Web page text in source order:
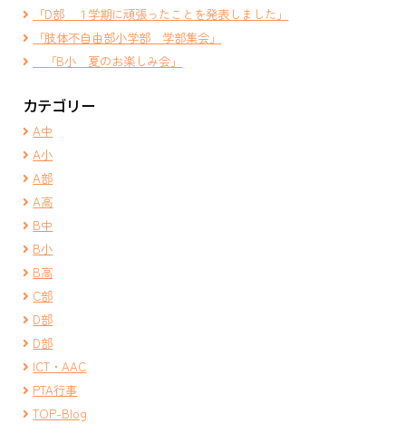
「D部 １学期に頑張ったことを発表しました」
「肢体不自由部小学部 学部集会」
「B小 夏のお楽しみ会」
カテゴリー
A中
A小
A部
A高
B中
B小
B高
C部
D部
D部
ICT・AAC
PTA行事
TOP-Blog